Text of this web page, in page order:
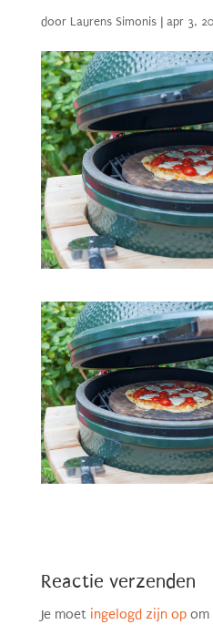
door Laurens Simonis| apr 3,
Reactie verzenden
Je moet ingelogd zijn opom